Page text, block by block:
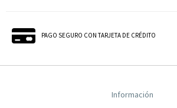
PAGO SEGURO CON TARJETA DE CRÉDITO
Información